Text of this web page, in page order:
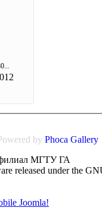
by Phoca Gallery
МГТУ ГА
released under the
Joomla!